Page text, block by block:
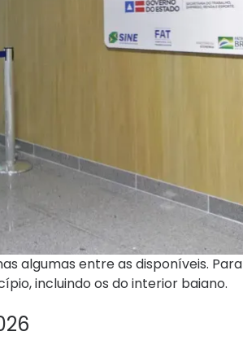
algumas entre as disponíveis. Para
incluindo os do interior baiano.